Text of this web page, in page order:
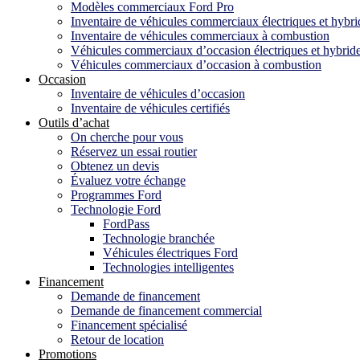
Modèles commerciaux Ford Pro
Inventaire de véhicules commerciaux électriques et
Inventaire de véhicules commerciaux à combustion
Véhicules commerciaux d’occasion électriques et
Véhicules commerciaux d’occasion à combustion
Occasion
Inventaire de véhicules d’occasion
Inventaire de véhicules certifiés
Outils d’achat
On cherche pour vous
Réservez un essai routier
Obtenez un devis
Évaluez votre échange
Programmes Ford
Technologie Ford
FordPass
Technologie branchée
Véhicules électriques Ford
Technologies intelligentes
Financement
Demande de financement
Demande de financement commercial
Financement spécialisé
Retour de location
Promotions